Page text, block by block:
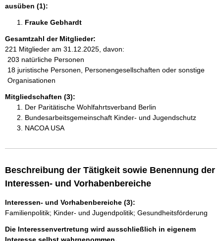
ausüben (1):
Frauke Gebhardt
Gesamtzahl der Mitglieder:
221 Mitglieder am 31.12.2025, davon:
203 natürliche Personen
18 juristische Personen, Personengesellschaften oder sonstige
Organisationen
Mitgliedschaften (3):
Der Paritätische Wohlfahrtsverband Berlin
Bundesarbeitsgemeinschaft Kinder- und Jugendschutz
NACOA USA
Beschreibung der Tätigkeit sowie Benennung der
Interessen- und Vorhabenbereiche
Interessen- und Vorhabenbereiche (3):
Familienpolitik; Kinder- und Jugendpolitik; Gesundheitsförderung
Die Interessenvertretung wird ausschließlich in eigenem